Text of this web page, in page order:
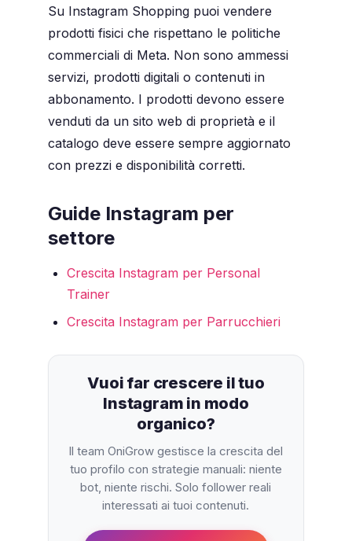
Su Instagram Shopping puoi vendere
prodotti fisici che rispettano le politiche
commerciali di Meta. Non sono ammessi
servizi, prodotti digitali o contenuti in
abbonamento. I prodotti devono essere
venduti da un sito web di proprietà e il
catalogo deve essere sempre aggiornato
con prezzi e disponibilità corretti.
Guide Instagram per
settore
Crescita Instagram per Personal
Trainer
Crescita Instagram per Parrucchieri
Vuoi far crescere il tuo
Instagram in modo
organico?
Il team OniGrow gestisce la crescita del
tuo profilo con strategie manuali: niente
bot, niente rischi. Solo follower reali
interessati ai tuoi contenuti.